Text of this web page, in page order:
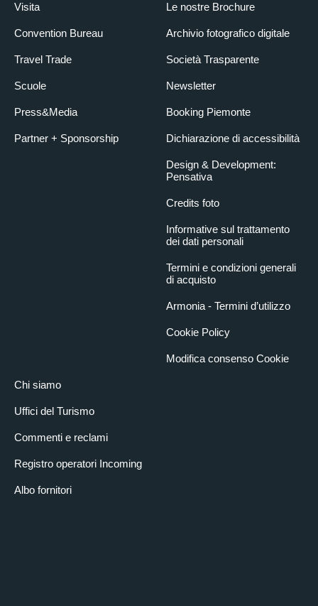
Visita
Convention Bureau
Travel Trade
Scuole
Press&Media
Partner + Sponsorship
Chi siamo
Uffici del Turismo
Commenti e reclami
Registro operatori Incoming
Albo fornitori
Le nostre Brochure
Archivio fotografico digitale
Società Trasparente
Newsletter
Booking Piemonte
Dichiarazione di accessibilità
Design & Development:
Pensativa
Credits foto
Informative sul trattamento
dei dati personali
Termini e condizioni generali
di acquisto
Armonia - Termini d’utilizzo
Cookie Policy
Modifica consenso Cookie